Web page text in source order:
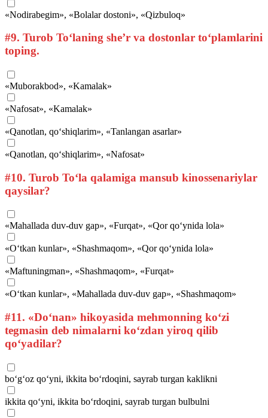
«Nodirabegim», «Bolalar dostoni», «Qizbuloq»
#9. Turob To‘laning she’r va dostonlar to‘plamlarini
toping.
«Muborakbod», «Kamalak»
«Nafosat», «Kamalak»
«Qanotlan, qo‘shiqlarim», «Tanlangan asarlar»
«Qanotlan, qo‘shiqlarim», «Nafosat»
#10. Turob To‘la qalamiga mansub kinossenariylar
qaysilar?
«Mahallada duv-duv gap», «Furqat», «Qor qo‘ynida lola»
«O‘tkan kunlar», «Shashmaqom», «Qor qo‘ynida lola»
«Maftuningman», «Shashmaqom», «Furqat»
«O‘tkan kunlar», «Mahallada duv-duv gap», «Shashmaqom»
#11. «Do‘nan» hikoyasida mehmonning ko‘zi
tegmasin deb nimalarni ko‘zdan yiroq qilib
qo‘yadilar?
bo‘g‘oz qo‘yni, ikkita bo‘rdoqini, sayrab turgan kaklikni
ikkita qo‘yni, ikkita bo‘rdoqini, sayrab turgan bulbulni